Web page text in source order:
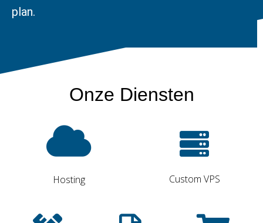
plan.
Onze Diensten
Hosting Custom VPS